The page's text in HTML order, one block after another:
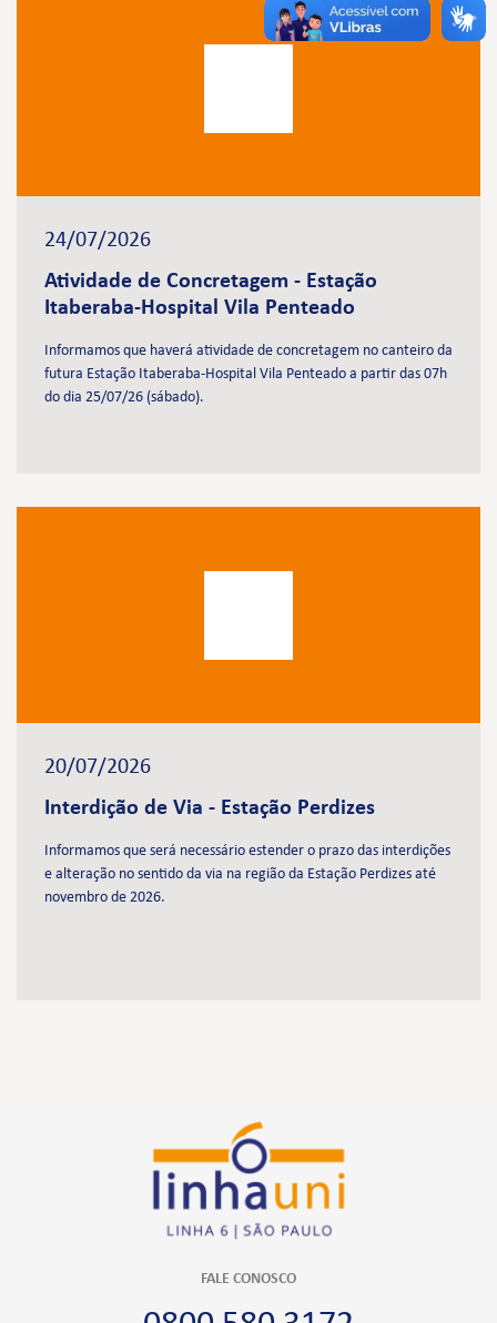
24/07/2026
Atividade de Concretagem - Estação
Itaberaba-Hospital Vila Penteado
Informamos que haverá atividade de concretagem no canteiro da
futura Estação Itaberaba-Hospital Vila Penteado a partir das 07h
do dia 25/07/26 (sábado).
20/07/2026
Interdição de Via - Estação Perdizes
Informamos que será necessário estender o prazo das interdições
e alteração no sentido da via na região da Estação Perdizes até
novembro de 2026.
FALE CONOSCO